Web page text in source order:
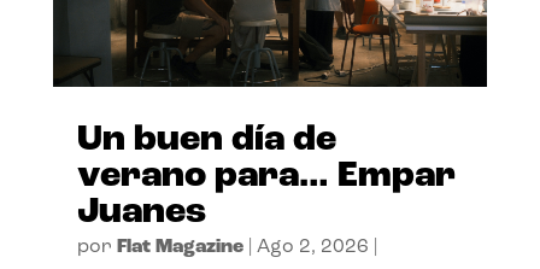
Un buen día de
verano para… Empar
Juanes
por Flat Magazine| Ago 2, 2026